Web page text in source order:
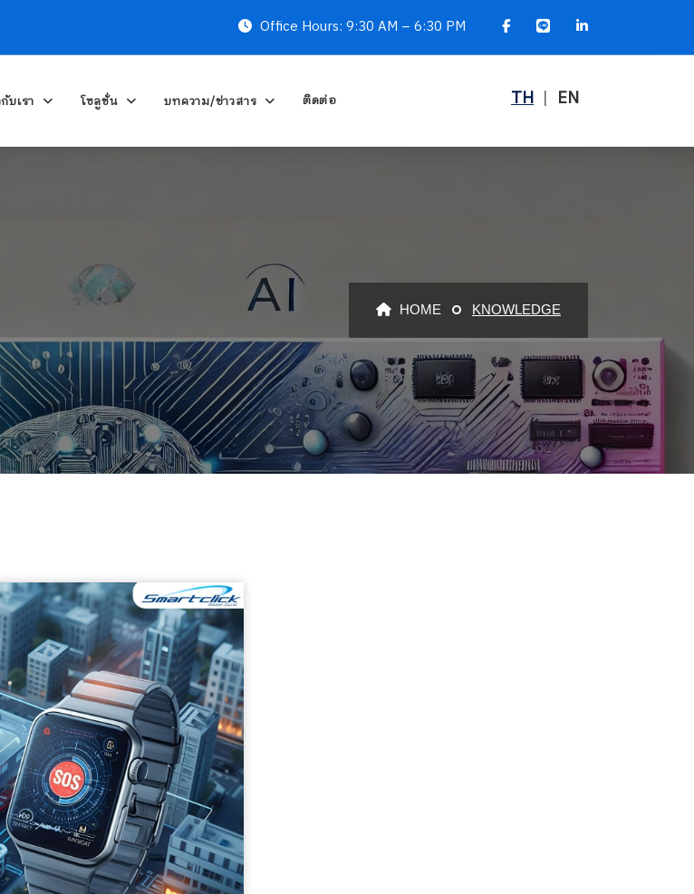
Office Hours: 9:30 AM – 6:30 PM
TH | EN
บเรา โซลูชั่น บทความ/ข่าวสาร ติดต่อ
HOME KNOWLEDGE